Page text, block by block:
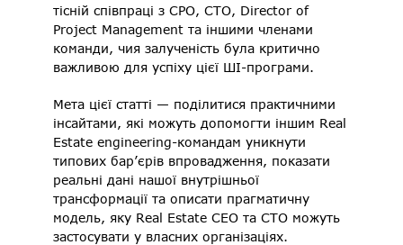
тісній співпраці з CPO, CTO, Director of
Project Management та іншими членами
команди, чия залученість була критично
важливою для успіху цієї ШІ-програми.
Мета цієї статті — поділитися практичними
інсайтами, які можуть допомогти іншим Real
Estate engineering-командам уникнути
типових бар’єрів впровадження, показати
реальні дані нашої внутрішньої
трансформації та описати прагматичну
модель, яку Real Estate CEO та CTO можуть
застосувати у власних організаціях.